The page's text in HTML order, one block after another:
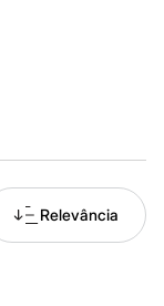
Relevância